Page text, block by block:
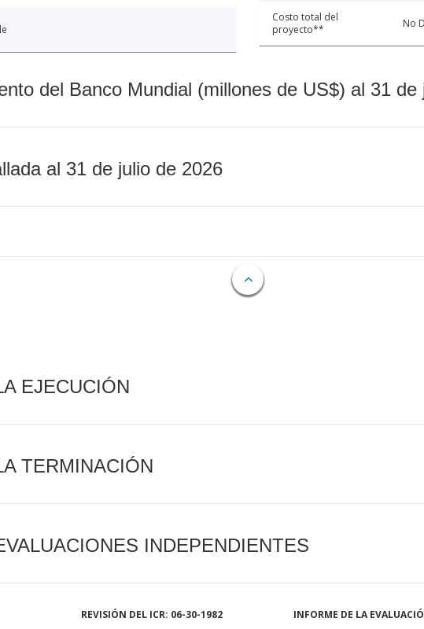
Costo total del
proyecto**
No
del Banco Mundial (millones de US$) al 31 de
al 31 de julio de 2026
EJECUCIÓN
TERMINACIÓN
INDEPENDIENTES
REVISIÓN DEL ICR: 06-30-1982 INFORME DE LA